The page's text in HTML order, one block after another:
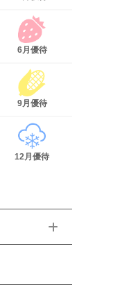
6月優待
9月優待
12月優待